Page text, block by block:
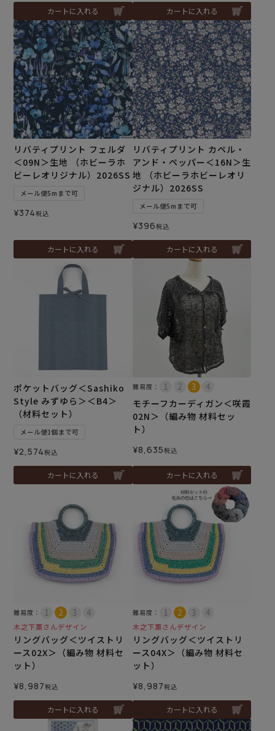
カートに入れる カートに入れる
リバティプリント フェルダ
＜09N＞生地 （ホビーラホ
ビーレオリジナル）2026SS
メール便5mまで可
¥374税込
カートに入れる
リバティプリント カペル・
アンド・ペッパー＜16N＞生
地 （ホビーラホビーレオリ
ジナル）2026SS
メール便5mまで可
¥396税込
カートに入れる
ポケットバッグ＜Sashiko
Style みずゆら＞＜B4＞
（材料セット）
メール便1個まで可
¥2,574税込
カートに入れる
難易度：
モチーフカーディガン＜咲霞
02N＞（編み物 材料セッ
ト）
¥8,635税込
カートに入れる
難易度：
木之下薫さんデザイン
リングバッグ＜ツイストリ
ース02X＞（編み物 材料セ
ット）
¥8,987税込
カートに入れる
難易度：
木之下薫さんデザイン
リングバッグ＜ツイストリ
ース04X＞（編み物 材料セ
ット）
¥8,987税込
カートに入れる